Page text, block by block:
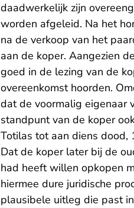
daadwerkelijk zijn
worden afgeleid. Na het
na de verkoop van het
aan de koper. Aangezien
goed in de lezing van de
overeenkomst hoorden.
dat de voormalig eigenaar
standpunt van de koper
Totilas tot aan diens dood,
Dat de koper later bij de
had heeft willen opkopen
hiermee dure juridische
plausibele uitleg die past